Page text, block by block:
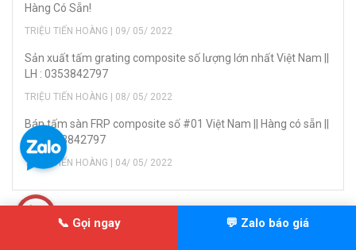
Hàng Có Sẵn!
TRIỆU TIẾN HOÀNG | 09/ 05/ 2022
Sản xuất tấm grating composite số lượng lớn nhất Việt Nam ||
LH : 0353842797
TRIỆU TIẾN HOÀNG | 08/ 05/ 2022
Bán tấm sàn FRP composite số #01 Việt Nam || Hàng có sẵn ||
LH: 0353842797
TRIỆU TIẾN HOÀNG | 04/ 05/ 2022
TIN LIÊN QUAN
📞 Gọi ngay 💬 Zalo báo giá